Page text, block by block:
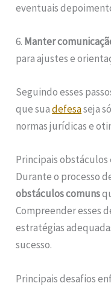
eventuais
6. Manter
para ajustes e
Seguindo esses
que suadefesaseja
normas jurídicas e
Principais obstáculos
Durante o processo
obstáculos comuns
Compreender esses
estratégias
sucesso.
Principais desafios